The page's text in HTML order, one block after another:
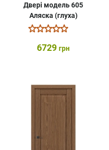
Двері модель 605
Аляска (глуха)
6729 грн